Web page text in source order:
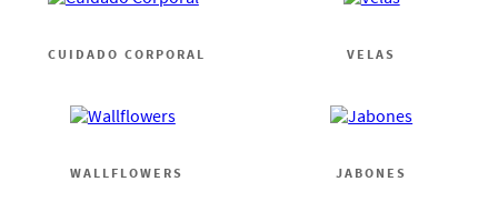
CUIDADO CORPORAL VELAS
WALLFLOWERS JABONES